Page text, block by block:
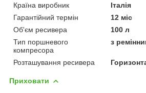
Країна виробник
Італія
Гарантійний термін
12 міс
Об'єм ресивера
100 л
Тип поршневого
компресора
з
Розташування ресивера
Приховати